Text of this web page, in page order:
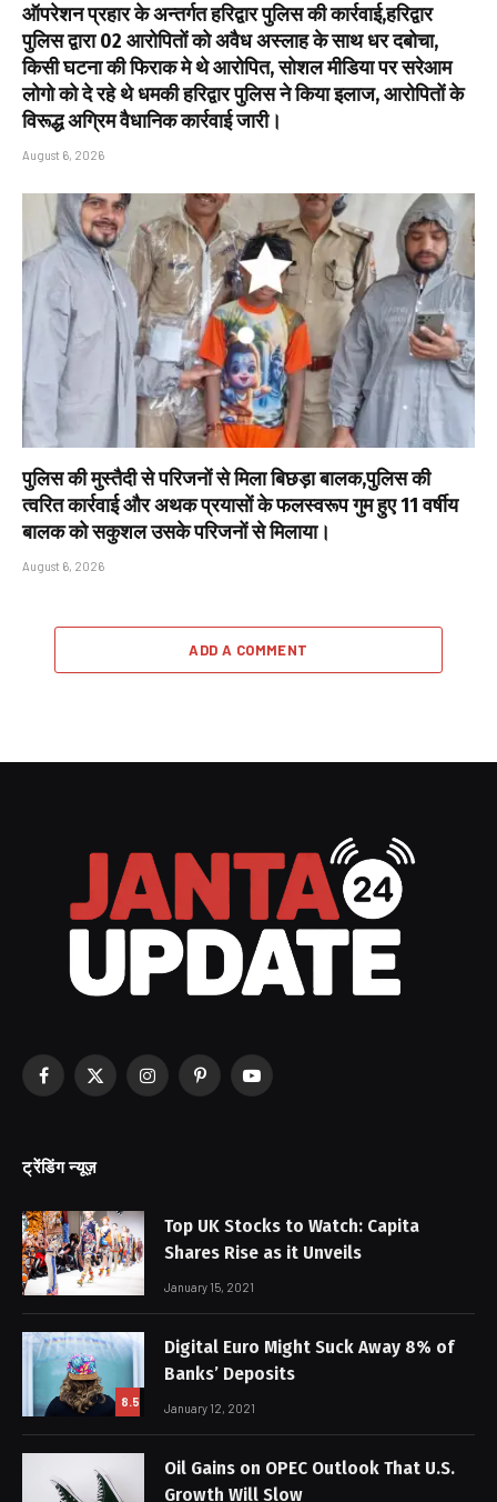
ऑपरेशन प्रहार के अन्तर्गत हरिद्वार पुलिस की कार्रवाई,हरिद्वार
पुलिस द्वारा 02 आरोपितों को अवैध अस्लाह के साथ धर दबोचा,
किसी घटना की फिराक मे थे आरोपित, सोशल मीडिया पर सरेआम
लोगो को दे रहे थे धमकी हरिद्वार पुलिस ने किया इलाज, आरोपितों के
विरूद्ध अग्रिम वैधानिक कार्रवाई जारी।
August 6, 2026
पुलिस की मुस्तैदी से परिजनों से मिला बिछड़ा बालक,पुलिस की
त्वरित कार्रवाई और अथक प्रयासों के फलस्वरूप गुम हुए 11 वर्षीय
बालक को सकुशल उसके परिजनों से मिलाया।
August 6, 2026
ADD A COMMENT
Facebook
X
InstagramPinterestYouTube
ट्रेंडिंग न्यूज़
Top UK Stocks to Watch: Capita
Shares Rise as it Unveils
January 15, 2021
8.5
Digital Euro Might Suck Away 8% of
Banks’ Deposits
January 12, 2021
Oil Gains on OPEC Outlook That U.S.
Growth Will Slow